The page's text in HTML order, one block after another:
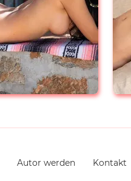
Autor werden Kontakt